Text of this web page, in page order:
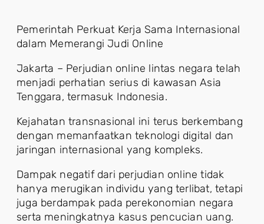
Pemerintah Perkuat Kerja Sama Internasional
dalam Memerangi Judi Online
Jakarta – Perjudian online lintas negara telah
menjadi perhatian serius di kawasan Asia
Tenggara, termasuk Indonesia.
Kejahatan transnasional ini terus berkembang
dengan memanfaatkan teknologi digital dan
jaringan internasional yang kompleks.
Dampak negatif dari perjudian online tidak
hanya merugikan individu yang terlibat, tetapi
juga berdampak pada perekonomian negara
serta meningkatnya kasus pencucian uang.